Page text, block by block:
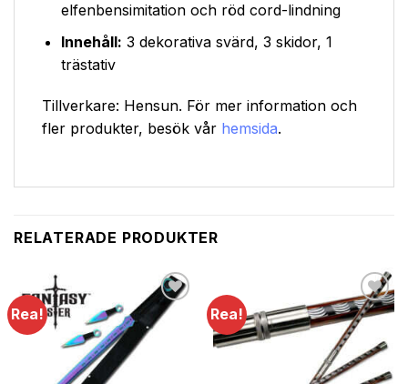
elfenbensimitation och röd cord-lindning
Innehåll: 3 dekorativa svärd, 3 skidor, 1
trästativ
Tillverkare: Hensun. För mer information och
fler produkter, besök vår hemsida.
RELATERADE PRODUKTER
Rea!
Lägg till i
önskelistan
Rea!
Lägg till i
önskelistan